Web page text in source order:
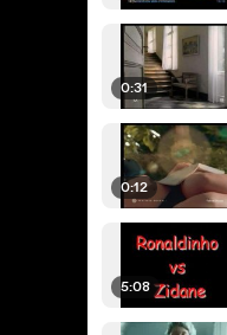
0:31
0:12
5:08